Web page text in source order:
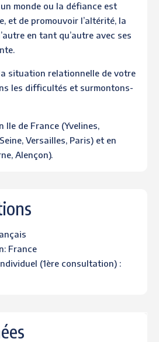
monde ou la défiance est
et de promouvoir l’altérité, la
en tant qu’autre avec ses
situation relationnelle de votre
les difficultés et surmontons-
Ile de France (Yvelines,
Versailles, Paris) et en
Alençon).
France
(1ère consultation) :